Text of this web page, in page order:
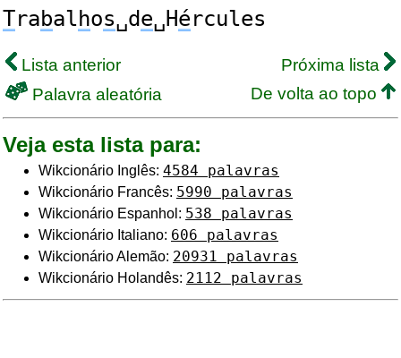
Trabalhos␣de␣Hércules
Lista anterior
Próxima lista
Palavra aleatória
De volta ao topo
Veja esta lista para:
Wikcionário Inglês: 4584 palavras
Wikcionário Francês: 5990 palavras
Wikcionário Espanhol: 538 palavras
Wikcionário Italiano: 606 palavras
Wikcionário Alemão: 20931 palavras
Wikcionário Holandês: 2112 palavras